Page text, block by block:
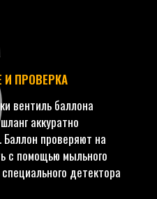
И ПРОВЕРКА
вентиль баллона
аккуратно
проверяют на
с помощью мыльного
детектора